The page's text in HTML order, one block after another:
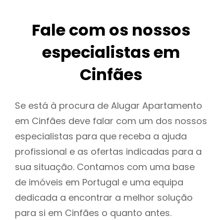
Fale com os nossos
especialistas em
Cinfães
Se está à procura de Alugar Apartamento
em Cinfães deve falar com um dos nossos
especialistas para que receba a ajuda
profissional e as ofertas indicadas para a
sua situação. Contamos com uma base
de imóveis em Portugal e uma equipa
dedicada a encontrar a melhor solução
para si em Cinfães o quanto antes.